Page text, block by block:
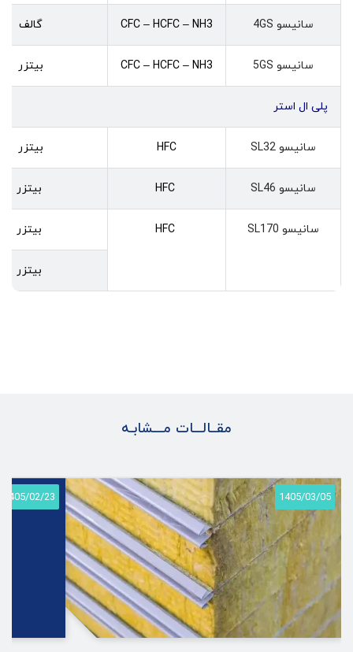
سانیسو 4GS CFC – HCFC – NH3 گالف
سانیسو 5GS CFC – HCFC – NH3 بیتزر
پلی ال استر
سانیسو SL32 HFC بیتزر
سانیسو SL46 بیتزر
سانیسو SL170 بیتزر
بیتزر
مقــالـــات مـــشابـه
1405/03/05
1405/02/23